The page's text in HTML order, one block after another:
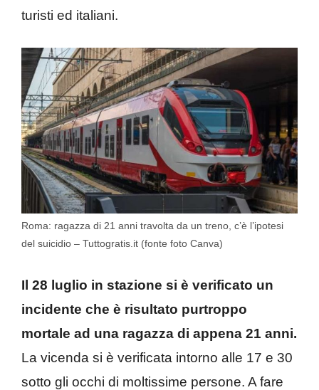
turisti ed italiani.
Roma: ragazza di 21 anni travolta da un treno, c’è l’ipotesi
del suicidio – Tuttogratis.it (fonte foto Canva)
Il 28 luglio in stazione si è verificato un
incidente che è risultato purtroppo
mortale ad una ragazza di appena 21 anni.
La vicenda si è verificata intorno alle 17 e 30
sotto gli occhi di moltissime persone. A fare